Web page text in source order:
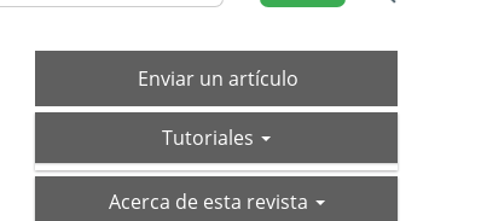
Enviar
un
Enviar un artículo
Tutoriales
acerca-Acerca de esta revista